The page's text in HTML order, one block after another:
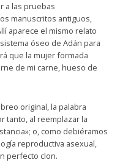
a las pruebas
manuscritos antiguos,
aparece el mismo relato
óseo de Adán para
que la mujer formada
de mi carne, hueso de
original, la palabra
tanto, al reemplazar la
o, como debiéramos
reproductiva asexual,
perfecto clon.